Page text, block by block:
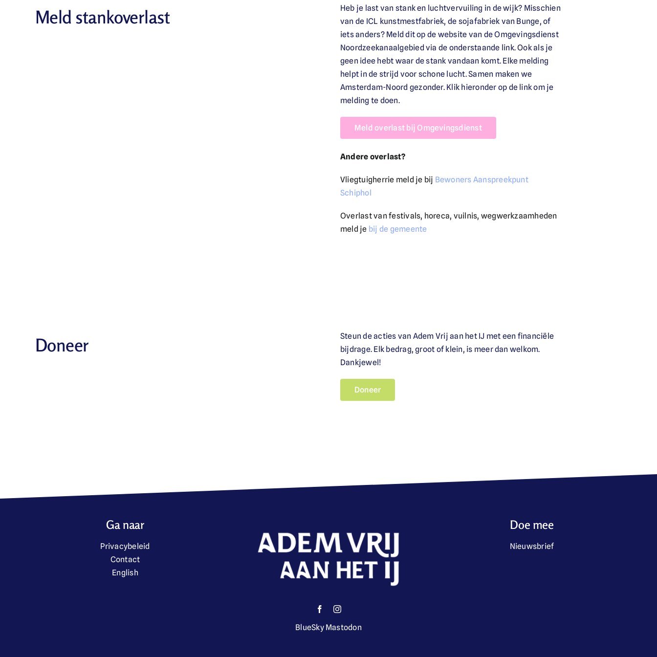
Meld stankoverlast
Heb je last van stank en luchtvervuiling in de wijk? Misschien
van de ICL kunstmestfabriek, de sojafabriek van Bunge, of
iets anders? Meld dit op de website van de Omgevingsdienst
Noordzeekanaalgebied via de onderstaande link. Ook als je
geen idee hebt waar de stank vandaan komt. Elke melding
helpt in de strijd voor schone lucht. Samen maken we
Amsterdam-Noord gezonder. Klik hieronder op de link om je
melding te doen.
Meld overlast bij Omgevingsdienst
Andere overlast?
Vliegtuigherrie meld je bij Bewoners Aanspreekpunt
Schiphol
Overlast van festivals, horeca, vuilnis, wegwerkzaamheden
meld je bij de gemeente
Doneer
Steun de acties van Adem Vrij aan het IJ met een financiële
bijdrage. Elk bedrag, groot of klein, is meer dan welkom.
Dankjewel!
Doneer
Ga naar
Privacybeleid
Contact
English
BlueSky Mastodon
Doe mee
Nieuwsbrief